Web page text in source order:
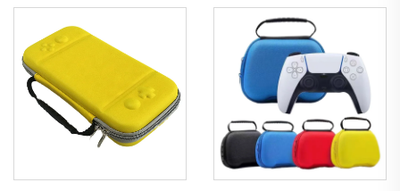
en volwassenen, medische
benodigdheden, rode
shell-kitkoffer voor 3M
Littmann Classic III-
stethoscopen
beschermende harde
koffer, doos voor drone-
accessoires, draagbare
koffer